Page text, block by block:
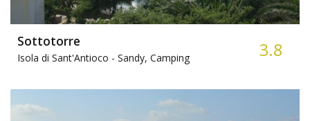
Sottotorre
Isola di Sant'Antioco - Sandy, Camping 3.8